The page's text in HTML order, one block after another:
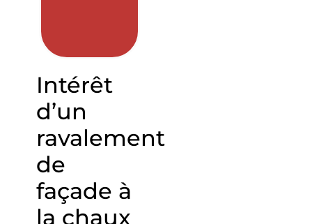
Intérêt
d’un
ravalement
de
façade à
la chaux